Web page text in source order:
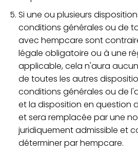
Si une ou plusieurs
conditions générales ou de
avec hempcare sont
légale obligatoire ou à une
applicable, cela n'aura
de toutes les autres
conditions générales ou de
et la disposition en question
et sera remplacée par une
juridiquement admissible et
déterminer par hempcare.